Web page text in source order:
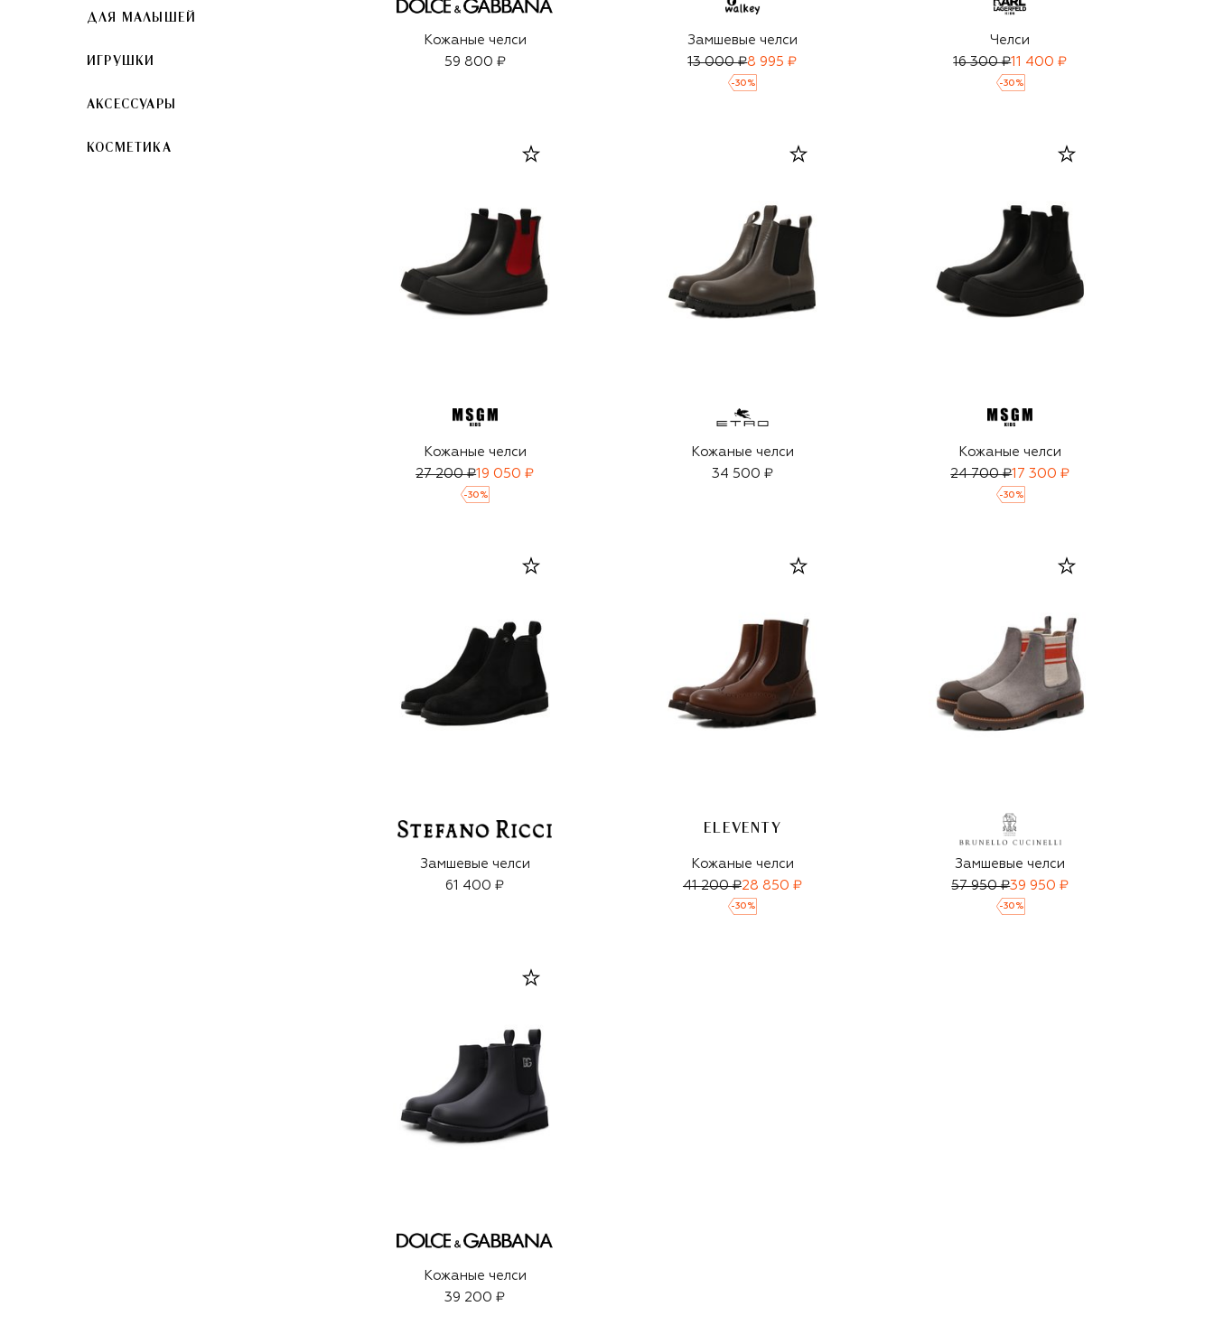
ДЛЯ МАЛЫШЕЙ
ИГРУШКИ
АКСЕССУАРЫ
КОСМЕТИКА
Кожаные челси
59 800 ₽
Замшевые челси
13 000 ₽8 995 ₽
-30 %
Челси
16 300 ₽11 400 ₽
-30 %
Кожаные челси
27 200 ₽19 050 ₽
-30 %
Кожаные челси
34 500 ₽
Кожаные челси
24 700 ₽17 300 ₽
-30 %
Замшевые челси
61 400 ₽
ELEVENTY
Кожаные челси
41 200 ₽28 850 ₽
-30 %
Замшевые челси
57 950 ₽39 950 ₽
-30 %
Кожаные челси
39 200 ₽